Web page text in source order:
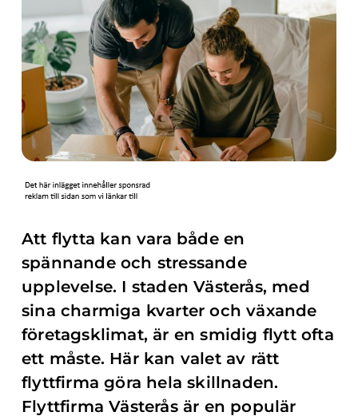
Att flytta kan vara både en
spännande och stressande
upplevelse. I staden Västerås, med
sina charmiga kvarter och växande
företagsklimat, är en smidig flytt ofta
ett måste. Här kan valet av rätt
flyttfirma göra hela skillnaden.
Flyttfirma Västerås är en populär